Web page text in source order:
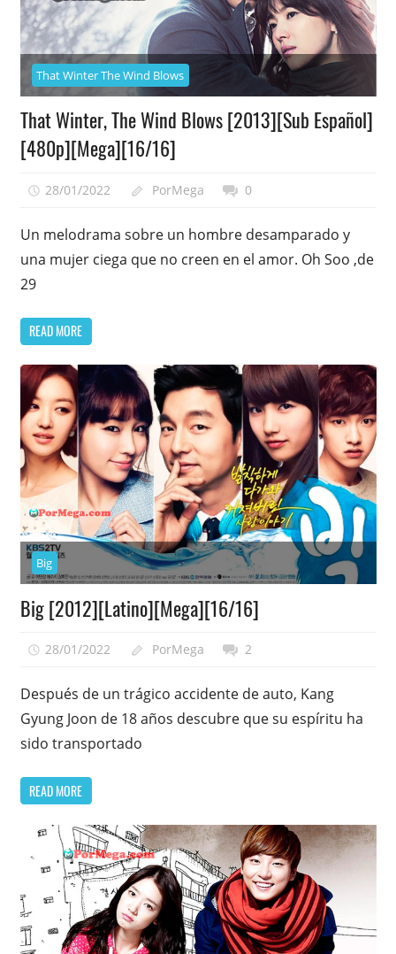
That Winter The Wind Blows
That Winter, The Wind Blows [2013][Sub Español]
[480p][Mega][16/16]
28/01/2022 PorMega 0
Un melodrama sobre un hombre desamparado y
una mujer ciega que no creen en el amor. Oh Soo ,de
29
READ MORE
Big
Big [2012][Latino][Mega][16/16]
28/01/2022 PorMega 2
Después de un trágico accidente de auto, Kang
Gyung Joon de 18 años descubre que su espíritu ha
sido transportado
READ MORE